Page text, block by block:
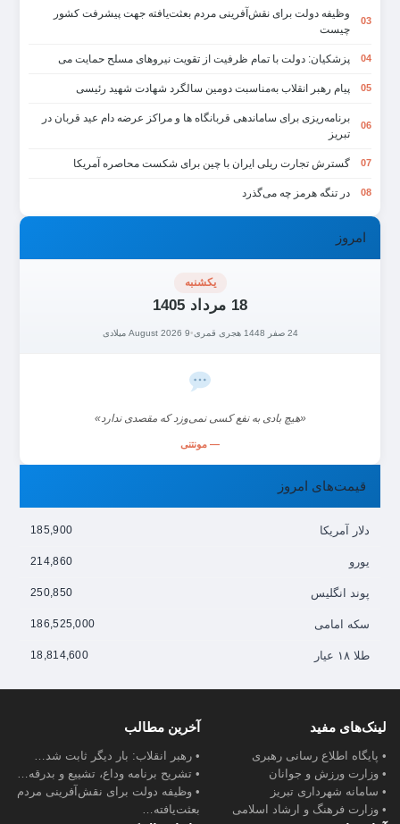
03
وظیفه دولت برای نقش‌آفرینی مردم بعثت‌یافته جهت پیشرفت کشور
چیست
04 پزشکیان: دولت با تمام ظرفیت از تقویت نیروهای مسلح حمایت می
05 پیام رهبر انقلاب به‌مناسبت دومین سالگرد شهادت شهید رئیسی
06
برنامه‌ریزی برای ساماندهی قربانگاه ها و مراکز عرضه دام عید قربان در
تبریز
07 گسترش تجارت ریلی ایران با چین برای شکست محاصره آمریکا
08 در تنگه هرمز چه می‌گذرد
امروز
یکشنبه
18 مرداد 1405
24 صفر 1448 هجری قمری •9 August 2026 میلادی
«هیچ بادی به نفع کسی نمی‌وزد که مقصدی ندارد»
— مونتنی
قیمت‌های امروز
دلار آمریکا 185,900
یورو 214,860
پوند انگلیس 250,850
سکه امامی 186,525,000
طلا ۱۸ عیار 18,814,600
لینک‌های مفید
• پایگاه اطلاع رسانی رهبری
• وزارت ورزش و جوانان
• سامانه شهرداری تبریز
• وزارت فرهنگ و ارشاد اسلامی
آخرین مطالب
• رهبر انقلاب: بار دیگر ثابت شد…
• تشریح برنامه وداع، تشییع و بدرقه…
• وظیفه دولت برای نقش‌آفرینی مردم
بعثت‌یافته…